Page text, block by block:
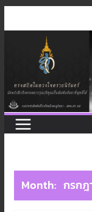
to
Month: กรกฎ